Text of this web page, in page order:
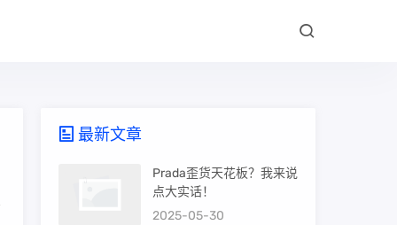
最新文章
Prada歪货天花板？我来说
点大实话！
2025-05-30